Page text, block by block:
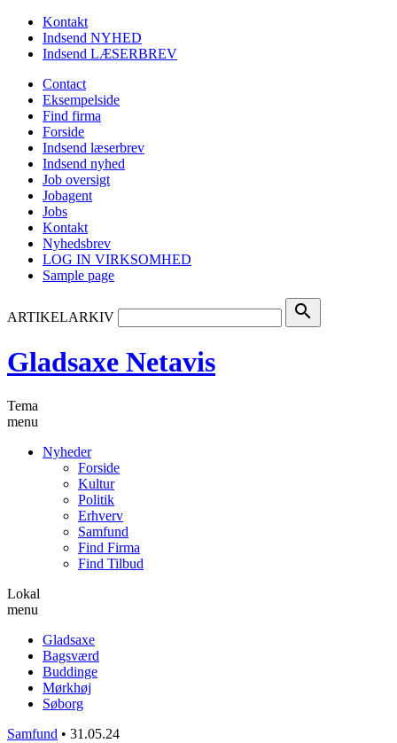
Kontakt
Indsend NYHED
Indsend LÆSERBREV
Contact
Eksempelside
Find firma
Forside
Indsend læserbrev
Indsend nyhed
Job oversigt
Jobagent
Jobs
Kontakt
Nyhedsbrev
LOG IN VIRKSOMHED
Sample page
ARTIKELARKIV search
Gladsaxe Netavis
Tema
menu
Nyheder
Forside
Kultur
Politik
Erhverv
Samfund
Find Firma
Find Tilbud
Lokal
menu
Gladsaxe
Bagsværd
Buddinge
Mørkhøj
Søborg
Samfund • 31.05.24